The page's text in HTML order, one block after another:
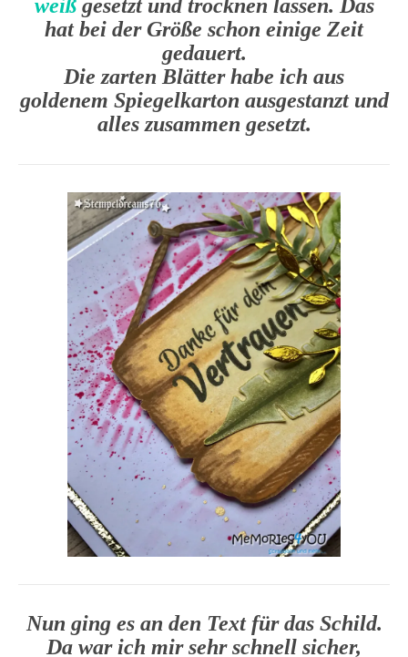
weißgesetzt und trocknen lassen. Das
hat bei der Größe schon einige Zeit
gedauert.
Die zarten Blätter habe ich aus
goldenem Spiegelkarton ausgestanzt und
alles zusammen gesetzt.
Nun ging es an den Text für das Schild.
Da war ich mir sehr schnell sicher,